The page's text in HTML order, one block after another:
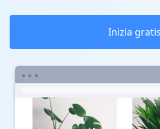
Inizia gratis